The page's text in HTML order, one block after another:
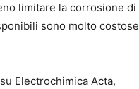
limitare la corrosione di
sono molto costose
Electrochimica Acta,